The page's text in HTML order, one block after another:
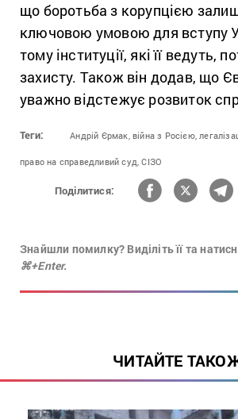
що боротьба з корупцією
ключовою умовою для вступу
тому інституції, які її ведуть,
захисту. Також він додав, що
уважно відстежує розвиток
Теги: Андрій Єрмак, війна з Росією,
право на справедливий суд, СІЗО
Поділитися:
Знайшли помилку? Виділіть її та
⌘+Enter.
ЧИТАЙТЕ